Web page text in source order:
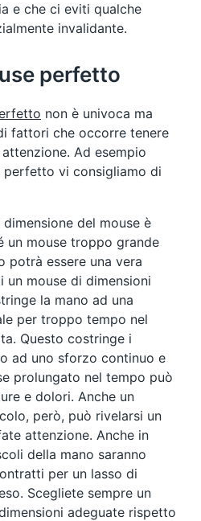
e che ci eviti qualche
invalidante.
perfetto
non è univoca ma
fattori che occorre tenere
Ad esempio
perfetto vi consigliamo di
del mouse è
un mouse troppo grande
potrà essere una vera
un mouse di dimensioni
la mano ad una
per troppo tempo nel
Questo costringe i
ad uno sforzo continuo e
prolungato nel tempo può
e dolori. Anche un
però, può rivelarsi un
attenzione. Anche in
della mano saranno
per un lasso di
Scegliete sempre un
adeguate rispetto